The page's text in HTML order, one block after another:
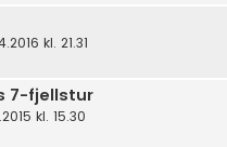
kl. 21.31
7-fjellstur
kl. 15.30